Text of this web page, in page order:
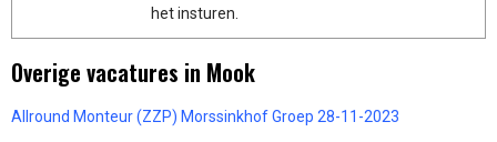
het insturen.
Overige vacatures in Mook
Allround Monteur (ZZP) Morssinkhof Groep 28-11-2023